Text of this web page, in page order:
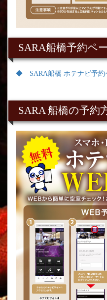
SARA船橋予約ペ
◆ SARA船橋 ホテナビ予約
SARA 船橋の予約